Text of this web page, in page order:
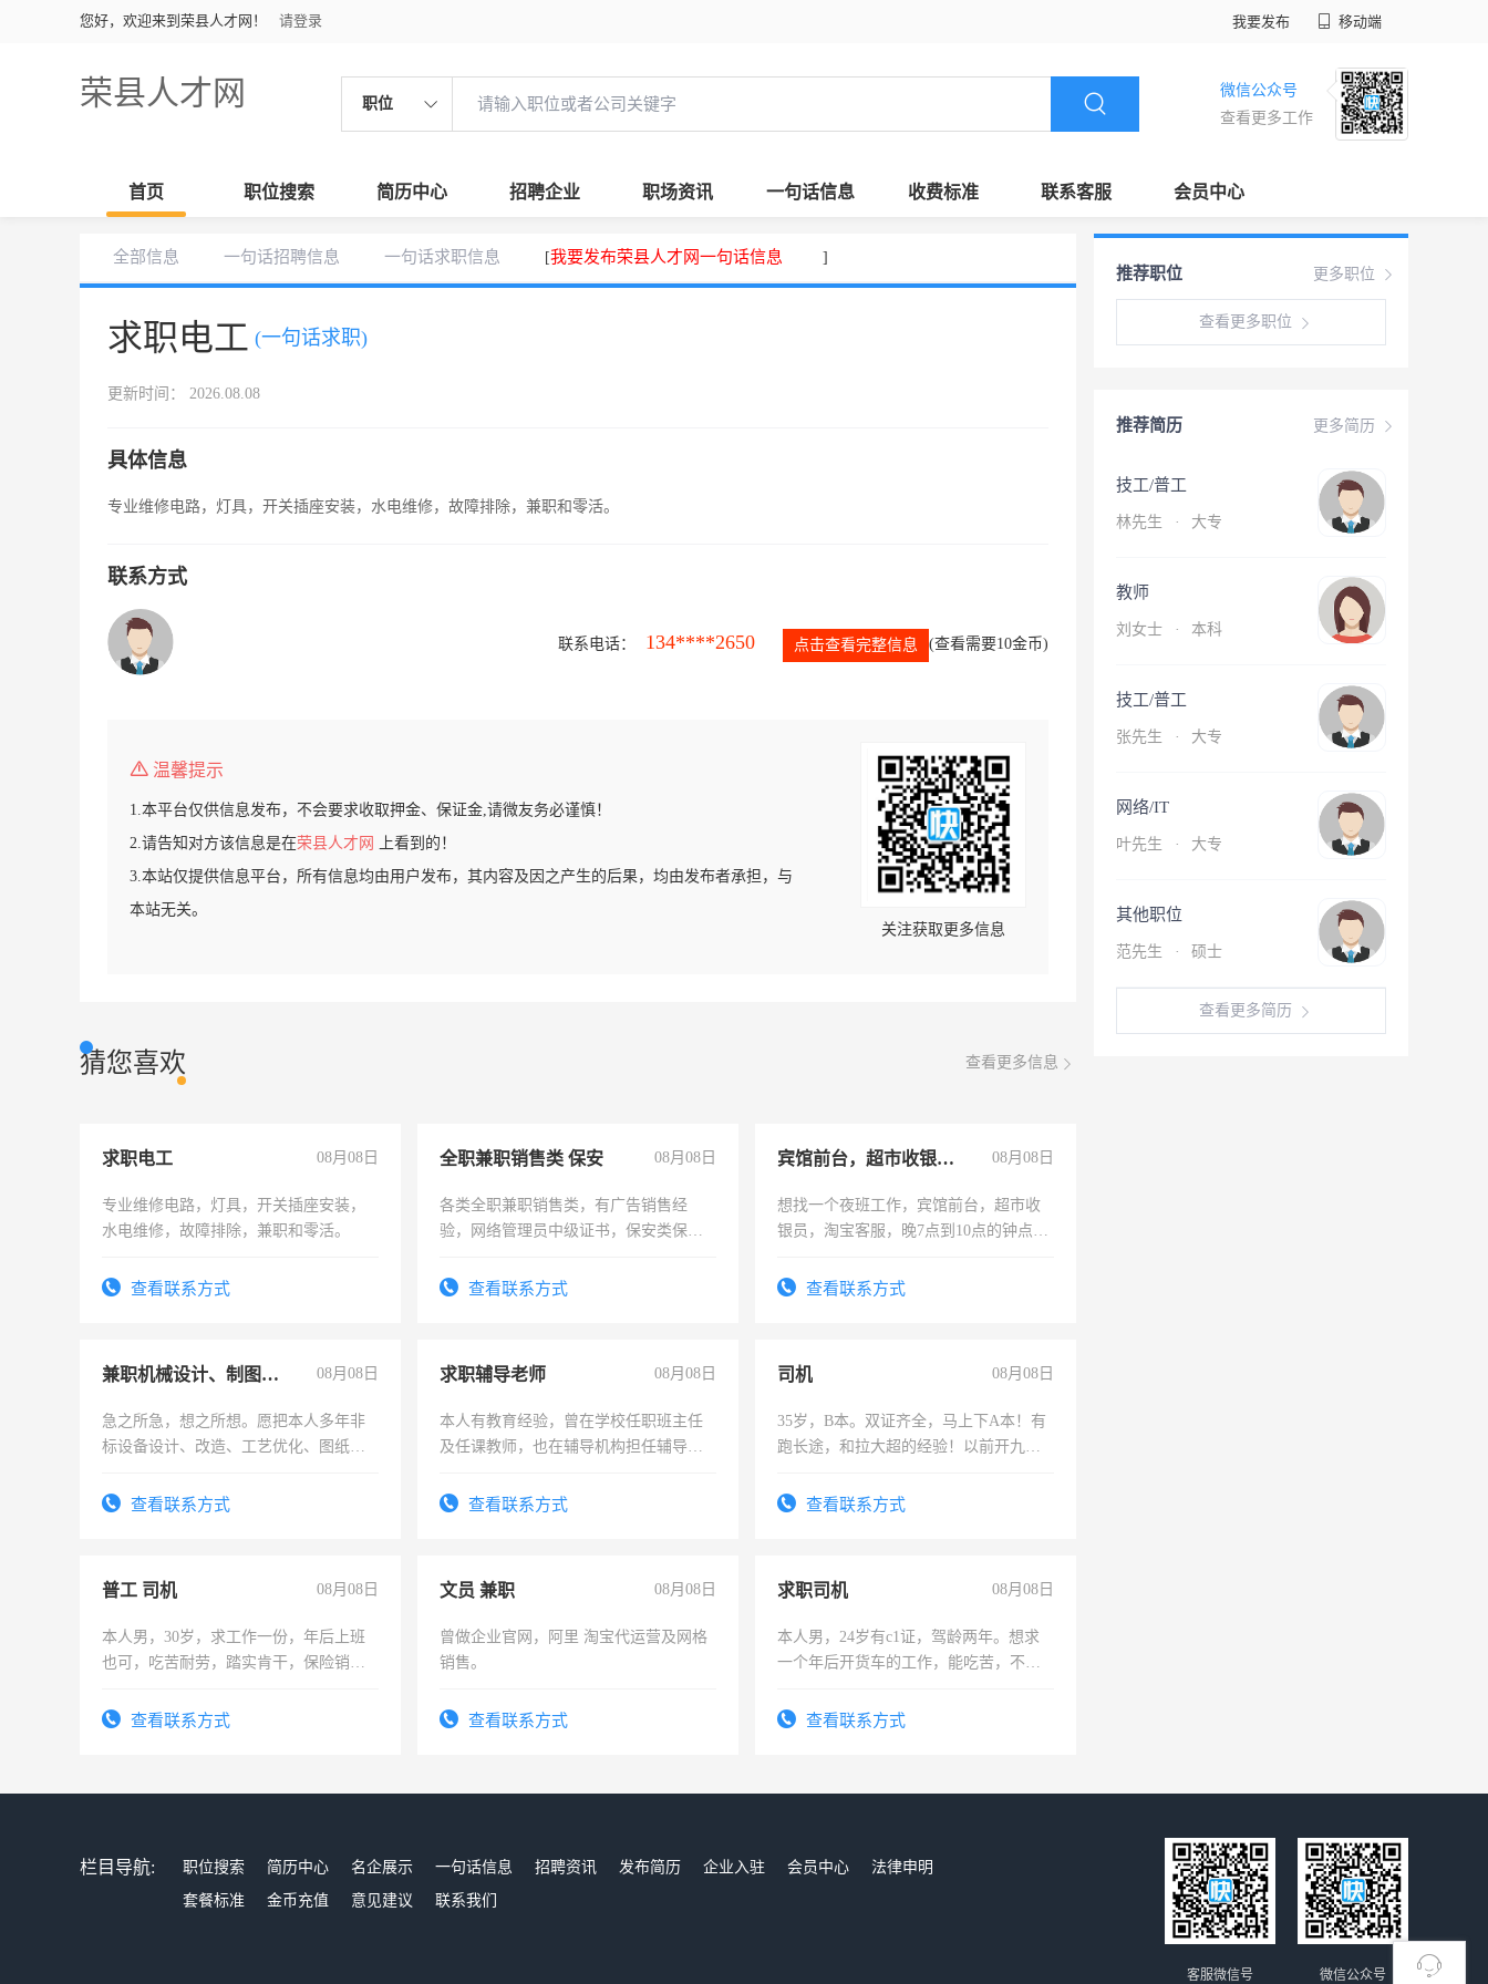
您好，欢迎来到荣县人才网！ 请登录 我要发布 移动端
荣县人才网 职位
微信公众号
查看更多工作
首页 职位搜索 简历中心 招聘企业 职场资讯 一句话信息 收费标准 联系客服 会员中心
全部信息 一句话招聘信息 一句话求职信息 [我要发布荣县人才网一句话信息 ]
求职电工 (一句话求职)
更新时间： 2026.08.08
具体信息
专业维修电路，灯具，开关插座安装，水电维修，故障排除，兼职和零活。
联系方式
联系电话： 134****2650 点击查看完整信息 (查看需要10金币)
温馨提示
1.本平台仅供信息发布，不会要求收取押金、保证金,请微友务必谨慎！
2.请告知对方该信息是在荣县人才网
上看到的！
3.本站仅提供信息平台，所有信息均由用户发布，其内容及因之产生的后果，均由发布者承担，与
本站无关。
关注获取更多信息
猜您喜欢 查看更多信息
求职电工 08月08日
专业维修电路，灯具，开关插座安装，
水电维修，故障排除，兼职和零活。
查看联系方式
全职兼职销售类 保安 08月08日
各类全职兼职销售类，有广告销售经
验，网络管理员中级证书，保安类保安
有高低压电工证和十几年工作经验
查看联系方式
宾馆前台，超市收银员，淘宝客服 08月08日
想找一个夜班工作，宾馆前台，超市收
银员，淘宝客服，晚7点到10点的钟点
号同微信查看联系方式
兼职机械设计、制图、设备改造 08月08日
急之所急，想之所想。愿把本人多年非
标设备设计、改造、工艺优化、图纸制
结识有识之士，共享未来。
查看联系方式
求职辅导老师 08月08日
本人有教育经验，曾在学校任职班主任
及任课教师，也在辅导机构担任辅导教
查看联系方式
司机 08月08日
35岁，B本。双证齐全，马上下A本！有
跑长途，和拉大超的经验！以前开九米
查看联系方式
普工 司机 08月08日
本人男，30岁，求工作一份，年后上班
也可，吃苦耐劳，踏实肯干，保险销售
查看联系方式
文员 兼职 08月08日
曾做企业官网，阿里 淘宝代运营及网格
销售。
查看联系方式
求职司机 08月08日
本人男，24岁有c1证，驾龄两年。想求
一个年后开货车的工作，能吃苦，不怕
查看联系方式
更多职位
推荐职位
查看更多职位
更多简历
推荐简历
技工/普工
林先生 · 大专
教师
刘女士 · 本科
技工/普工
张先生 · 大专
网络/IT
叶先生 · 大专
其他职位
范先生 · 硕士
查看更多简历
栏目导航: 职位搜索 简历中心 名企展示 一句话信息 招聘资讯 发布简历 企业入驻 会员中心
法律申明
套餐标准
金币充值 意见建议 联系我们
微信公众号
客服微信号